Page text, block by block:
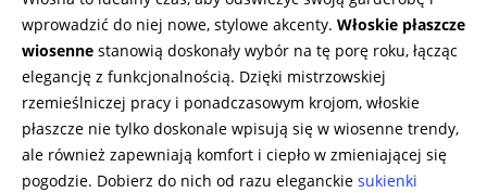
05
wprowadzić do niej nowe, stylowe akcenty. Włoskie płaszcze
wiosenne stanowią doskonały wybór na tę porę roku, łącząc
elegancję z funkcjonalnością. Dzięki mistrzowskiej
rzemieślniczej pracy i ponadczasowym krojom, włoskie
płaszcze nie tylko doskonale wpisują się w wiosenne trendy,
ale również zapewniają komfort i ciepło w zmieniającej się
pogodzie. Dobierz do nich od razu eleganckie sukienki